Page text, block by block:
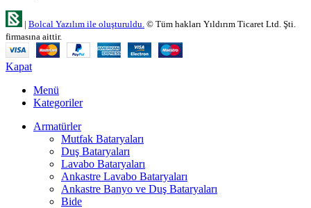
| Bolcal Yazılım ile oluşturuldu. © Tüm hakları Yıldırım Ticaret Ltd. Şti.
firmasına aittir.
Kapat
Menü
Kategoriler
Armatürler
Mutfak Bataryaları
Duş Bataryaları
Lavabo Bataryaları
Ankastre Lavabo Bataryaları
Ankastre Banyo ve Duş Bataryaları
Bide